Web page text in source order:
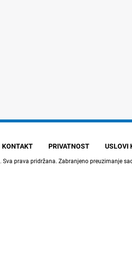
KONTAKT PRIVATNOST USLOVI
. Sva prava pridržana. Zabranjeno preuzimanje